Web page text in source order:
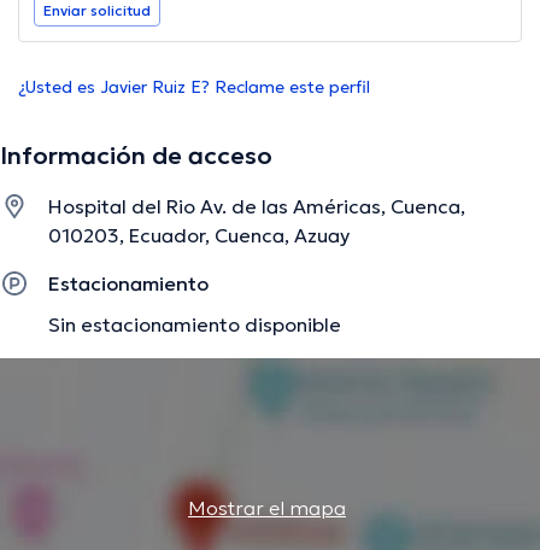
Enviar solicitud
¿Usted es Javier Ruiz E? Reclame este perfil
Información de acceso
Hospital del Rio Av. de las Américas, Cuenca,
010203, Ecuador, Cuenca, Azuay
Estacionamiento
Sin estacionamiento disponible
Mostrar el mapa